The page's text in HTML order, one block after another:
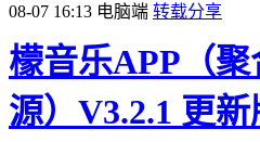
08-07 16:13 电脑端 转载分享
檬音乐APP（
源）V3.2.1 更新